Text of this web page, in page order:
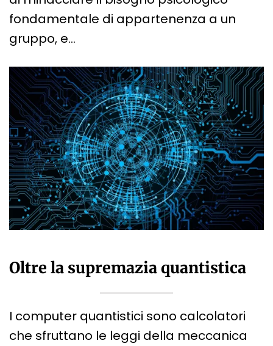
fondamentale di appartenenza a un
gruppo, e…
Oltre la supremazia quantistica
I computer quantistici sono calcolatori
che sfruttano le leggi della meccanica